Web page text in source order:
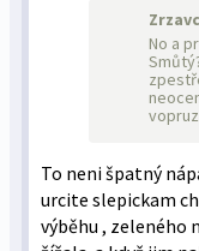
No a
To neni špatný
urcite slepickam
výběhu , zeleného